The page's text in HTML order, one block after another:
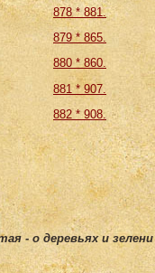
878 * 881.
879 * 865.
880 * 860.
881 * 907.
882 * 908.
- о деревьях и зелени